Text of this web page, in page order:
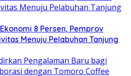
8 Persen, Pemprov
Menuju Pelabuhan Tanjung